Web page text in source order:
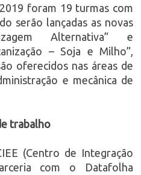
foram 19 turmas com
serão lançadas as novas
Alternativa” e
– Soja e Milho”,
oferecidos nas áreas de
e mecânica de
trabalho
(Centro de Integração
com o Datafolha